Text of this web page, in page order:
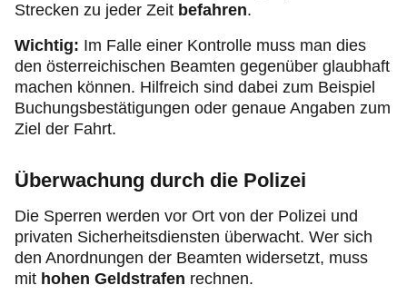
Strecken zu jeder Zeit befahren.
Wichtig: Im Falle einer Kontrolle muss man dies
den österreichischen Beamten gegenüber glaubhaft
machen können. Hilfreich sind dabei zum Beispiel
Buchungsbestätigungen oder genaue Angaben zum
Ziel der Fahrt.
Überwachung durch die Polizei
Die Sperren werden vor Ort von der Polizei und
privaten Sicherheitsdiensten überwacht. Wer sich
den Anordnungen der Beamten widersetzt, muss
mit hohen Geldstrafen rechnen.